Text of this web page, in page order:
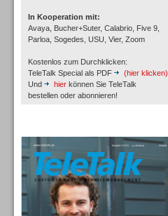
In Kooperation mit:
Avaya, Bucher+Suter, Calabrio, Five 9,
Parloa, Sogedes, USU, Vier, Zoom
Kostenlos zum Durchklicken:
TeleTalk Special als PDF
(hier klicken)
Und
hier können Sie TeleTalk
bestellen oder abonnieren!